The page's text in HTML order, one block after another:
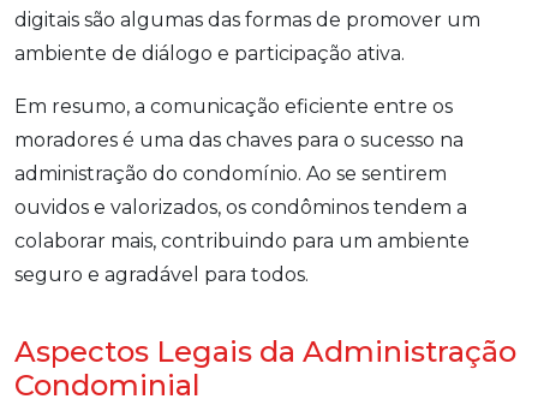
digitais são algumas das formas de promover um
ambiente de diálogo e participação ativa.
Em resumo, a comunicação eficiente entre os
moradores é uma das chaves para o sucesso na
administração do condomínio. Ao se sentirem
ouvidos e valorizados, os condôminos tendem a
colaborar mais, contribuindo para um ambiente
seguro e agradável para todos.
Aspectos Legais da Administração
Condominial